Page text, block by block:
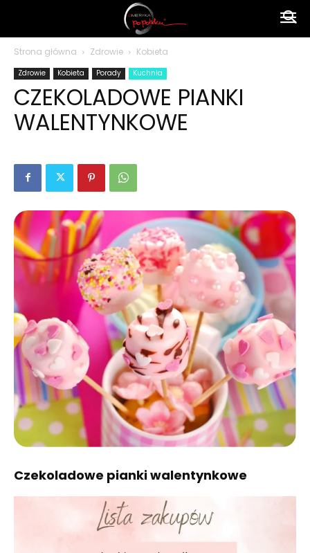
Strona główna Zdrowie Kobieta
Zdrowie Kobieta Porady Kuchnia
CZEKOLADOWE PIANKI
WALENTYNKOWE
Czekoladowe pianki walentynkowe